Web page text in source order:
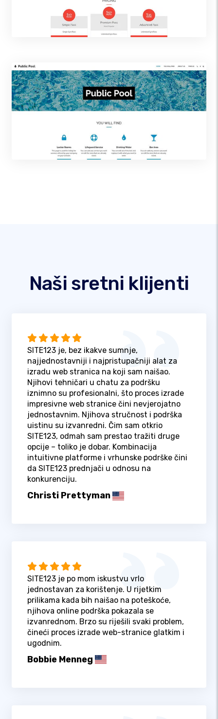
Naši sretni klijenti
SITE123 je, bez ikakve sumnje,
najjednostavniji i najpristupačniji alat za
izradu web stranica na koji sam naišao.
Njihovi tehničari u chatu za podršku
iznimno su profesionalni, što proces izrade
impresivne web stranice čini nevjerojatno
jednostavnim. Njihova stručnost i podrška
uistinu su izvanredni. Čim sam otkrio
SITE123, odmah sam prestao tražiti druge
opcije – toliko je dobar. Kombinacija
intuitivne platforme i vrhunske podrške čini
da SITE123 prednjači u odnosu na
konkurenciju.
Christi Prettyman
SITE123 je po mom iskustvu vrlo
jednostavan za korištenje. U rijetkim
prilikama kada bih naišao na poteškoće,
njihova online podrška pokazala se
izvanrednom. Brzo su riješili svaki problem,
čineći proces izrade web-stranice glatkim i
ugodnim.
Bobbie Menneg